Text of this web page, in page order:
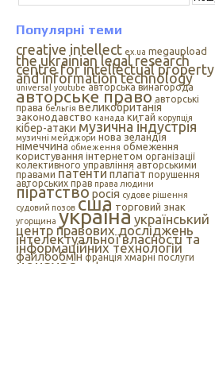
Популярні теми
creative intellect ex.ua megaupload
the ukrainian legal research
centre for intellectual property
and information technology
universal youtube авторська винагорода
авторське право авторські
права бельгія великобританія
законодавство канада китай корупція
кібер-атаки музична індустрія
музичні мейджори нова зеландія
німеччина обмеження обмеження
користування інтернетом організації
колективного управління авторськими
правами патентиплагіат порушення
авторських прав права людини
піратстворосія судове рішення
судовий позов сша торговий знак
угорщина українаукраїнський
центр правових досліджень
інтелектуальної власності та
інформаційних технологій
файлообмін франція хмарні послуги
цензура цифрова музика